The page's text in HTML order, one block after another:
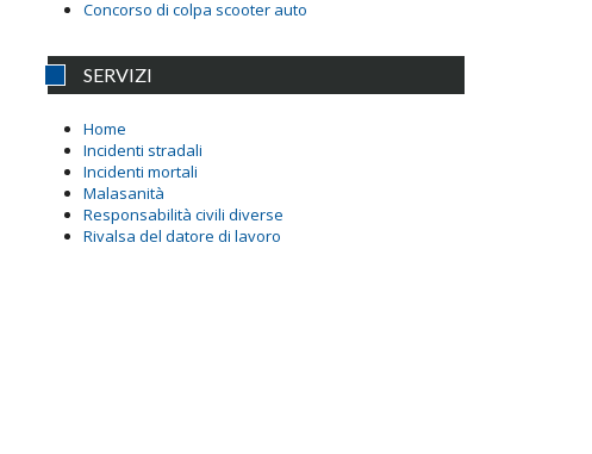
Concorso di colpa scooter auto
SERVIZI
Home
Incidenti stradali
Incidenti mortali
Malasanità
Responsabilità civili diverse
Rivalsa del datore di lavoro